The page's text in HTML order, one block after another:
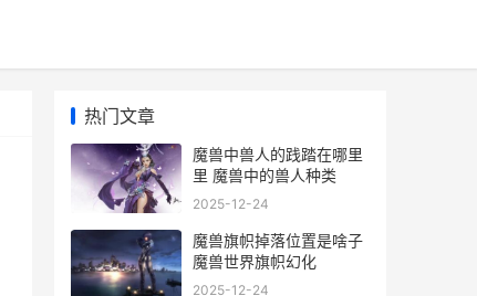
热门文章
魔兽中兽人的践踏在哪里
里 魔兽中的兽人种类
2025-12-24
魔兽旗帜掉落位置是啥子
魔兽世界旗帜幻化
2025-12-24